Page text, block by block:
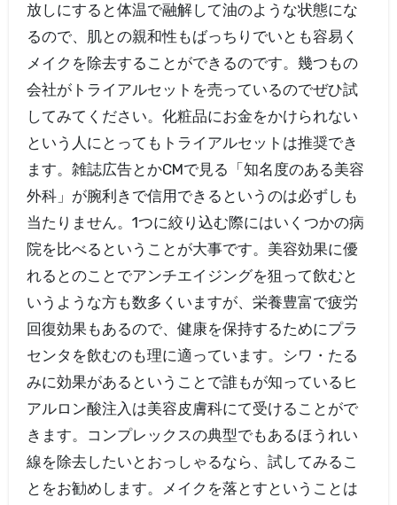
放しにすると体温で融解して油のような状態にな
るので、肌との親和性もばっちりでいとも容易く
メイクを除去することができるのです。幾つもの
会社がトライアルセットを売っているのでぜひ試
してみてください。化粧品にお金をかけられない
という人にとってもトライアルセットは推奨でき
ます。雑誌広告とかCMで見る「知名度のある美容
外科」が腕利きで信用できるというのは必ずしも
当たりません。1つに絞り込む際にはいくつかの病
院を比べるということが大事です。美容効果に優
れるとのことでアンチエイジングを狙って飲むと
いうような方も数多くいますが、栄養豊富で疲労
回復効果もあるので、健康を保持するためにプラ
センタを飲むのも理に適っています。シワ・たる
みに効果があるということで誰もが知っているヒ
アルロン酸注入は美容皮膚科にて受けることがで
きます。コンプレックスの典型でもあるほうれい
線を除去したいとおっしゃるなら、試してみるこ
とをお勧めします。メイクを落とすということは